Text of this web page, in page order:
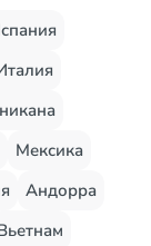
Мексика
Андорра